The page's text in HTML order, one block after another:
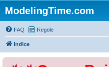
ModelingTime.com
FAQ Regole
Indice